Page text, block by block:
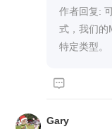
作者回复:
式，我们的
特定类型。

Gary